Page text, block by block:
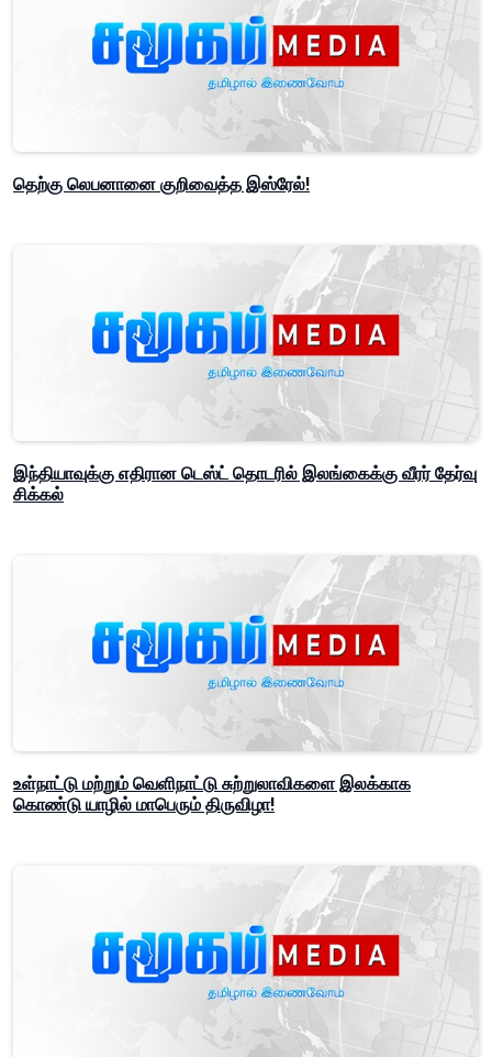
தெற்கு லெபனானை குறிவைத்த இஸ்ரேல்!
இந்தியாவுக்கு எதிரான டெஸ்ட் தொடரில் இலங்கைக்கு வீரர் தேர்வு
சிக்கல்
உள்நாட்டு மற்றும் வெளிநாட்டு சுற்றுலாவிகளை இலக்காக
கொண்டு யாழில் மாபெரும் திருவிழா!